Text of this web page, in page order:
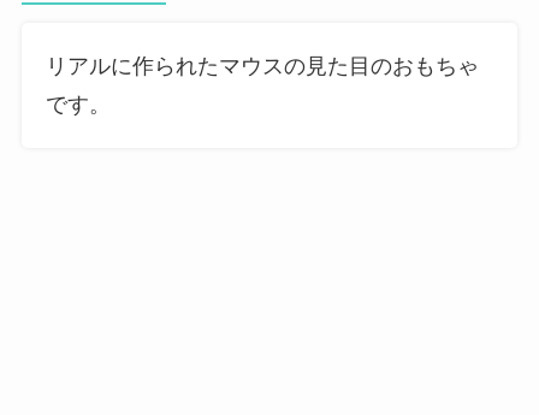
リアルに作られたマウスの見た目のおもちゃ
です。